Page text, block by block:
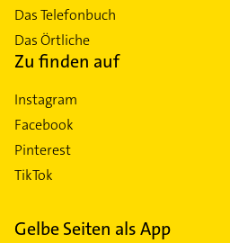
Das Telefonbuch
Das Örtliche
Zu finden auf
Instagram
Facebook
Pinterest
TikTok
Gelbe Seiten als App